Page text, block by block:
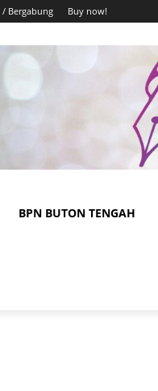
/ Bergabung Buy now!
BPN BUTON TENGAH